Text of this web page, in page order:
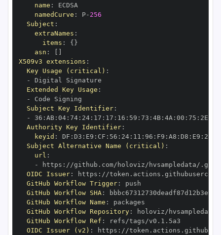
name :
namedCurve : P- 256
Subject :
extraNames :
items : { }
asn :
X509v3 extensions :
Key Usage (critical) :
-
Extended Key Usage :
-
Subject Key Identifier:
-
36 : AB: 04: 74: 24: 17 : 17 : 16 : 59 : 73 : 4B: 4A : 00 : 75 : 2E
Authority Key Identifier:
keyid : DF : D3 : E9 : CF : 56 : 24: 11 : 96 : F9 : A8 : D8 : E9 : 28
Subject Alternative Name (critical) :
url :
-
https :
OIDC Issuer: https :
GitHub Workflow Trigger:
GitHub Workflow SHA:
GitHub Workflow Name :
GitHub Workflow Repository:
GitHub Workflow Ref :
OIDC Issuer (v2) : https :